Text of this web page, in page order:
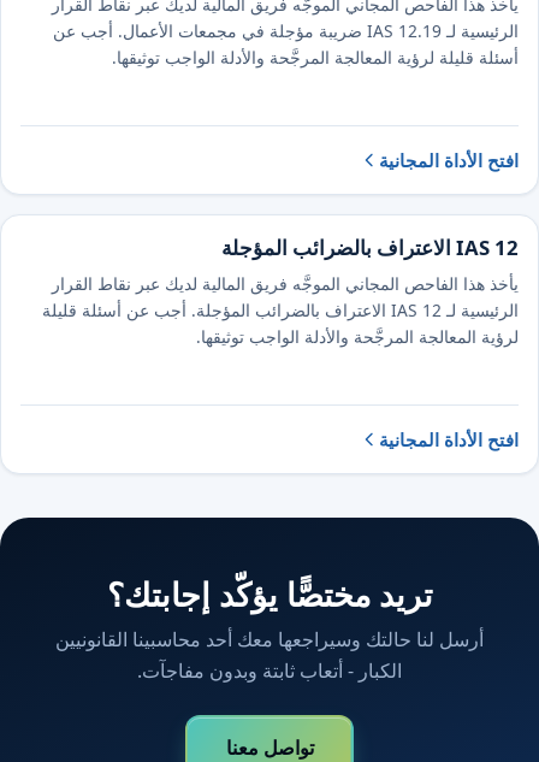
الرئيسية لـ IAS 12.19 ضريبة مؤجلة في مجمعات الأعمال. أجب عن
أسئلة قليلة لرؤية المعالجة المرجَّحة والأدلة الواجب توثيقها.
افتح الأداة المجانية
IAS 12 الاعتراف بالضرائب المؤجلة
يأخذ هذا الفاحص المجاني الموجَّه فريق المالية لديك عبر نقاط القرار
الرئيسية لـ IAS 12 الاعتراف بالضرائب المؤجلة. أجب عن أسئلة قليلة
لرؤية المعالجة المرجَّحة والأدلة الواجب توثيقها.
افتح الأداة المجانية
تريد مختصًّا يؤكّد إجابتك؟
أرسل لنا حالتك وسيراجعها معك أحد محاسبينا القانونيين
الكبار - أتعاب ثابتة وبدون مفاجآت.
تواصل معنا